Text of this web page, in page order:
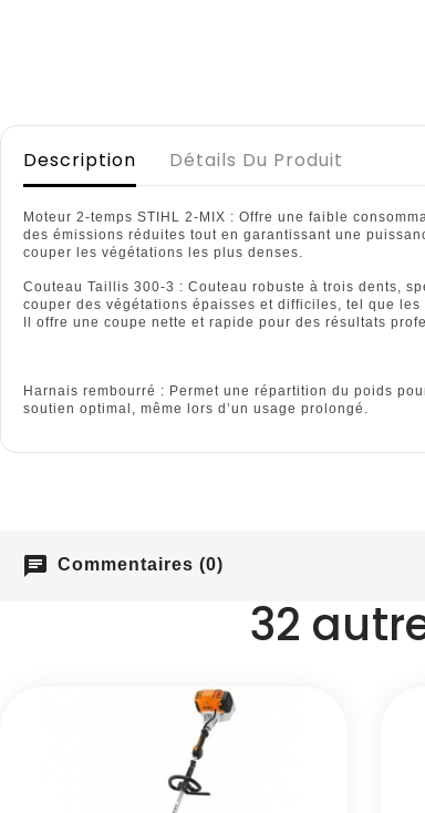
Description Détails Du Produit
Moteur 2-temps STIHL 2-MIX : Offre une faible
des émissions réduites tout en garantissant une
couper les végétations les plus denses.
Couteau Taillis 300-3 : Couteau robuste à trois dents,
couper des végétations épaisses et difficiles, tel que les
Il offre une coupe nette et rapide pour des résultats
Harnais rembourré : Permet une répartition du poids
soutien optimal, même lors d’un usage prolongé.
chat Commentaires (0)
32